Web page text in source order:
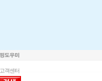
고객센터